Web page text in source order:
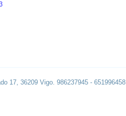
17, 36209 Vigo. 986237945 - 651996458